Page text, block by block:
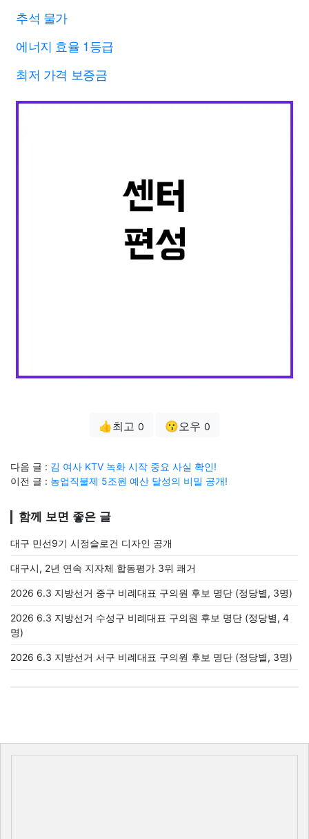
추석 물가
에너지 효율 1등급
최저 가격 보증금
👍최고 0 😗오우 0
다음 글 : 김 여사 KTV 녹화 시작 중요 사실 확인!
이전 글 : 농업직불제 5조원 예산 달성의 비밀 공개!
함께 보면 좋은 글
대구 민선9기 시정슬로건 디자인 공개
대구시, 2년 연속 지자체 합동평가 3위 쾌거
2026 6.3 지방선거 중구 비례대표 구의원 후보 명단 (정당별, 3명)
2026 6.3 지방선거 수성구 비례대표 구의원 후보 명단 (정당별, 4
명)
2026 6.3 지방선거 서구 비례대표 구의원 후보 명단 (정당별, 3명)